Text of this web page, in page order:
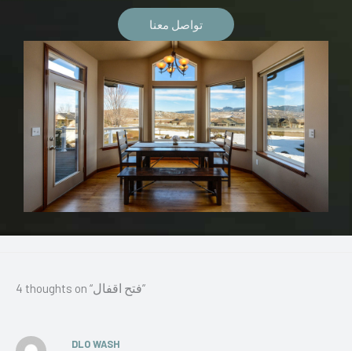
تواصل معنا
4 thoughts on “فتح اقفال”
DLO WASH